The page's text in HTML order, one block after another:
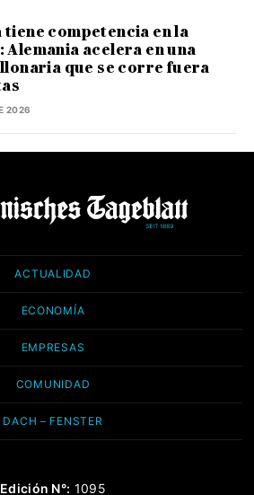
competencia en la
Alemania acelera en una
que se corre fuera
2026
ACTUALIDAD
ECONOMÍA
EMPRESAS
COMUNIDAD
DACH – FENSTER
Edición N°: 1095